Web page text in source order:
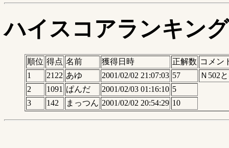
ハイスコアランキング
順位 得点 名前 獲得日時 正解数 コメン
1
2122 あゆ 2001/02/02 21:07:03 57
Ｎ502
2
1091 ぱんだ 2001/02/03 01:16:10 5
3
142 まっつん 2001/02/02 20:54:29 10